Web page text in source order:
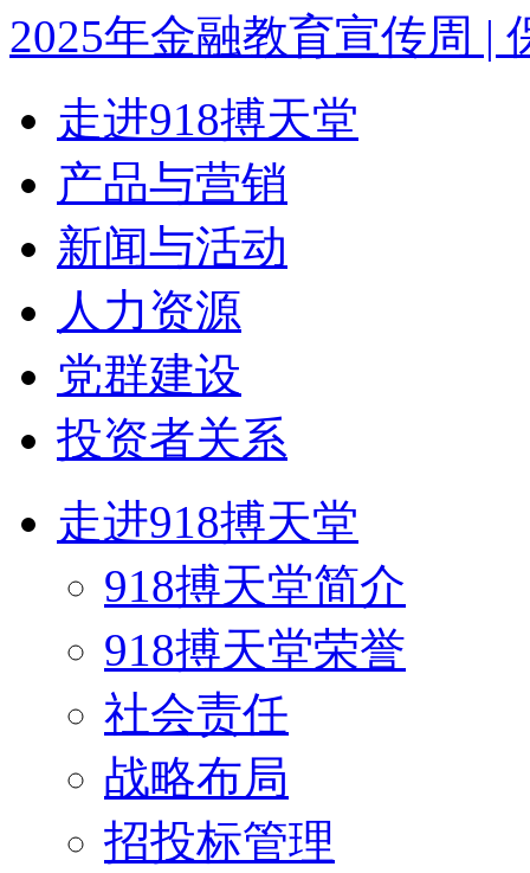
2025年金融教育宣传周 |
走进918搏天堂
产品与营销
新闻与活动
人力资源
党群建设
投资者关系
走进918搏天堂
918搏天堂简介
918搏天堂荣誉
社会责任
战略布局
招投标管理